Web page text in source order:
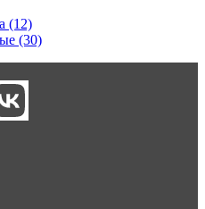
(12)
(30)